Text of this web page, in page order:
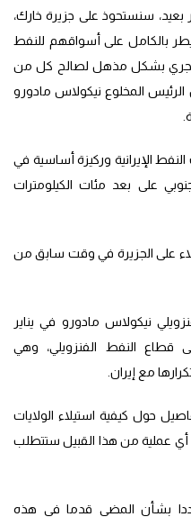
سنستحوذ على جزيرة خارك،
بالكامل على أسواقهم للنفط
يجري بشكل مذهل لصالح كل من
الرئيس المخلوع نيكولاس مادورو
الإيرانية وركيزة أساسية في
على بعد مئات الكيلومترات
على الجزيرة في وقت سابق من
نيكولاس مادورو في يناير
قطاع النفط الفنزويلي، وهي
مع إيران.
حول كيفية استيلاء الولايات
أي عملية من هذا القبيل ستتطلب
بشأن المضي قدما في هذه